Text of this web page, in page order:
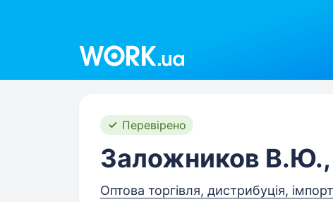
Перевірено
Заложников
Оптова торгівля, дистрибуція,